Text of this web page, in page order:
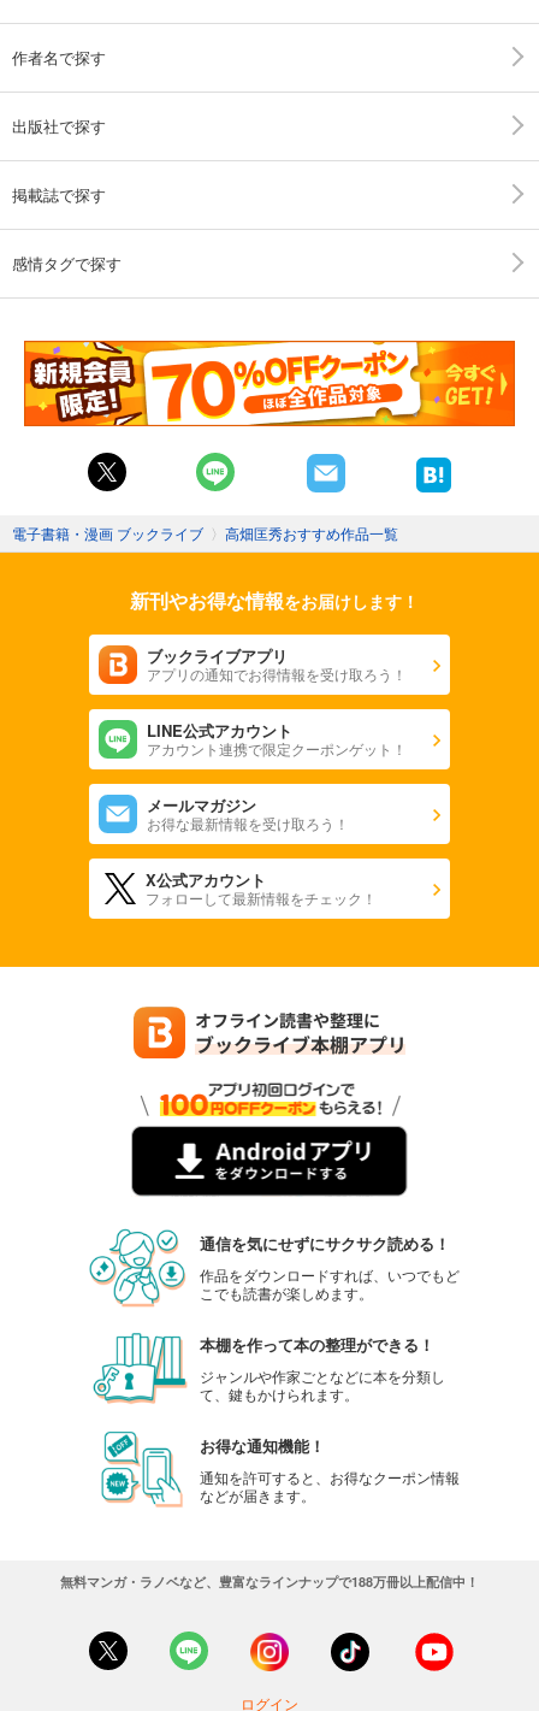
作者名で探す
出版社で探す
掲載誌で探す
感情タグで探す
電子書籍・漫画 ブックライブ 〉 高畑匡秀おすすめ作品一覧
新刊やお得な情報をお届けします！
ブックライブアプリ
アプリの通知でお得情報を受け取ろう！
LINE公式アカウント
アカウント連携で限定クーポンゲット！
メールマガジン
お得な最新情報を受け取ろう！
X公式アカウント
フォローして最新情報をチェック！
通信を気にせずにサクサク読める！
作品をダウンロードすれば、いつでもど
こでも読書が楽しめます。
本棚を作って本の整理ができる！
ジャンルや作家ごとなどに本を分類し
て、鍵もかけられます。
お得な通知機能！
通知を許可すると、お得なクーポン情報
などが届きます。
無料マンガ・ラノベなど、豊富なラインナップで188万冊以上配信中！
ログイン